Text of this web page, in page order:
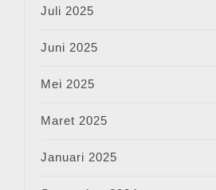
Juli 2025
Juni 2025
Mei 2025
Maret 2025
Januari 2025